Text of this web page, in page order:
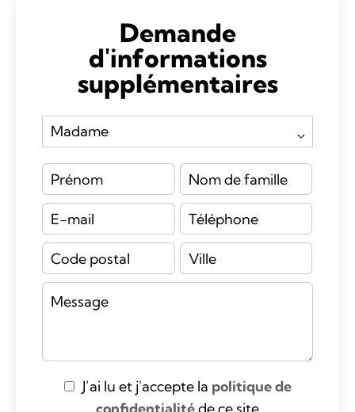
Demande
d'informations
supplémentaires
J’ai lu et j'accepte la politique de